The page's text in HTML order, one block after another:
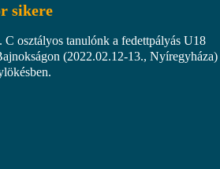
sikere
osztályos tanulónk a fedettpályás U18
(2022.02.12-13., Nyíregyháza)